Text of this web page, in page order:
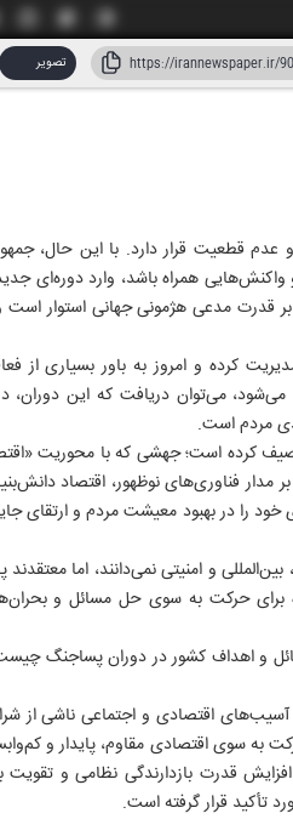
تصویر
عدم قطعیت قرار دارد. با این حال،
همراه باشد، وارد دوره‌ای
قدرت مدعی هژمونی جهانی استوار است
کرده و امروز به باور بسیاری از
می‌توان دریافت که این دوران،
مردم است.
کرده است؛ جهشی که با محوریت
فناوری‌های نوظهور، اقتصاد
را در بهبود معیشت مردم و ارتقای
و امنیتی نمی‌دانند، اما
برای حرکت به سوی حل مسائل و
و اهداف کشور در دوران پساجنگ
اقتصادی و اجتماعی ناشی از
به سوی اقتصادی مقاوم، پایدار و
قدرت بازدارندگی نظامی و تقویت
تأکید قرار گرفته است.
مطالب
نقشه
برای
شود
سایه
بخش
فصل
همه